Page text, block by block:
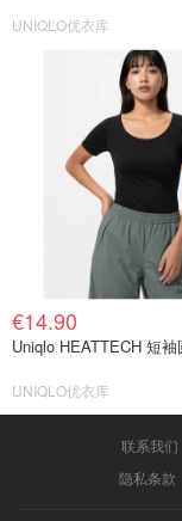
UNIQLO优衣库
€14.90
Uniqlo HEATTECH 短
UNIQLO优衣库
联系我们
隐私条款